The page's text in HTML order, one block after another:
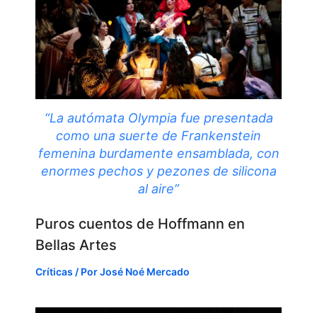
“La autómata Olympia fue presentada
como una suerte de Frankenstein
femenina burdamente ensamblada, con
enormes pechos y pezones de silicona
al aire”
Puros cuentos de Hoffmann en
Bellas Artes
Críticas / PorJosé Noé Mercado